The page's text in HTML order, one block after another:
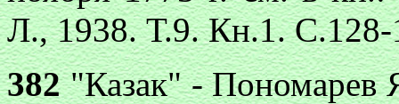
Л., 1938. Т.9. Кн.1. С.128-
382"Казак" - Пономарев